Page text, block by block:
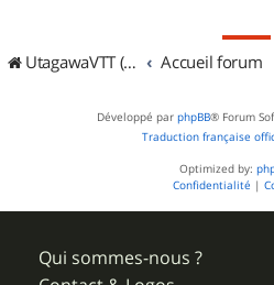
UtagawaVTT (Randos VTT et VTTAE avec traces GPS) Accueil forum
Développé par phpBB® Forum
Traduction française
Optimized by:
Confidentialité |
Qui sommes-nous ?